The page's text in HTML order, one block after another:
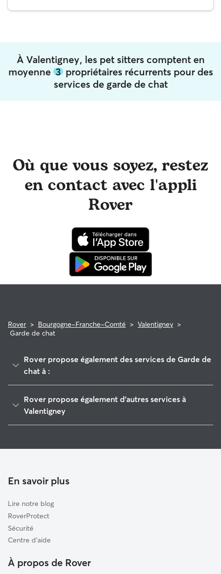
À Valentigney, les pet sitters comptent en
moyenne 3propriétaires récurrents pour des
services de garde de chat
Où que vous soyez, restez
en contact avec l'appli
Rover
Rover > Bourgogne-Franche-Comté > Valentigney >
Garde de chat
Rover propose également des services de Garde de
chat à :
Montbéliard
Delle
Châtenois-les-Forges
Sancey-le-Grand
Grandvillars
Belfort
Rover propose également d'autres services à
Valentigney
Garderie pour chien à Valentigney
En savoir plus
Lire notre blog
RoverProtect
Sécurité
Centre d'aide
À propos de Rover